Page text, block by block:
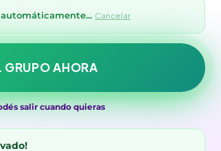
AHORA
el acceso el 30 de julio.